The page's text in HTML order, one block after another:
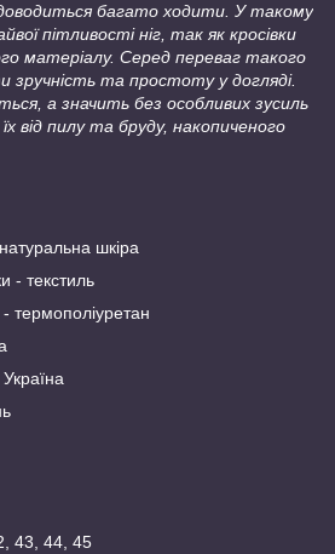
багато ходити. У такому
пітливості ніг, так як кросівки
матеріалу. Серед переваг такого
та простоту у догляді.
а значить без особливих зусиль
від пилу та бруду, накопиченого
шкіра
- текстиль
термополіуретан
43, 44, 45